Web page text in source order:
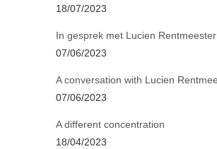
18/07/2023
In gesprek met Lucien Rentmeester
07/06/2023
A conversation with Lucien
07/06/2023
A different concentration
18/04/2023